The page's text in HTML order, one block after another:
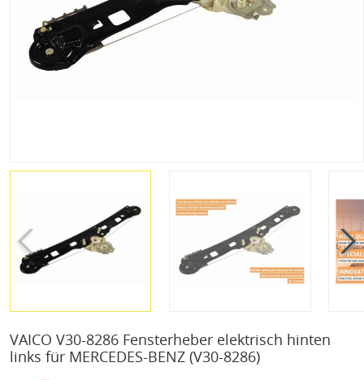
VAICO V30-8286 Fensterheber elektrisch hinten
links für MERCEDES-BENZ (V30-8286)